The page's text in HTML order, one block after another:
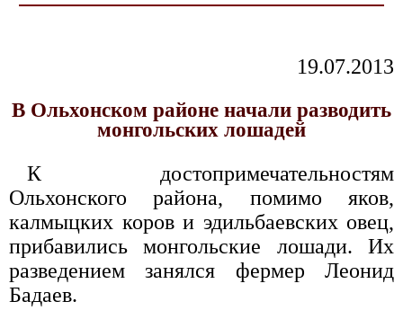
19.07.2013
В Ольхонском районе начали разводить
монгольских лошадей
К достопримечательностям
Ольхонского района, помимо яков,
калмыцких коров и эдильбаевских овец,
прибавились монгольские лошади. Их
разведением занялся фермер Леонид
Бадаев.